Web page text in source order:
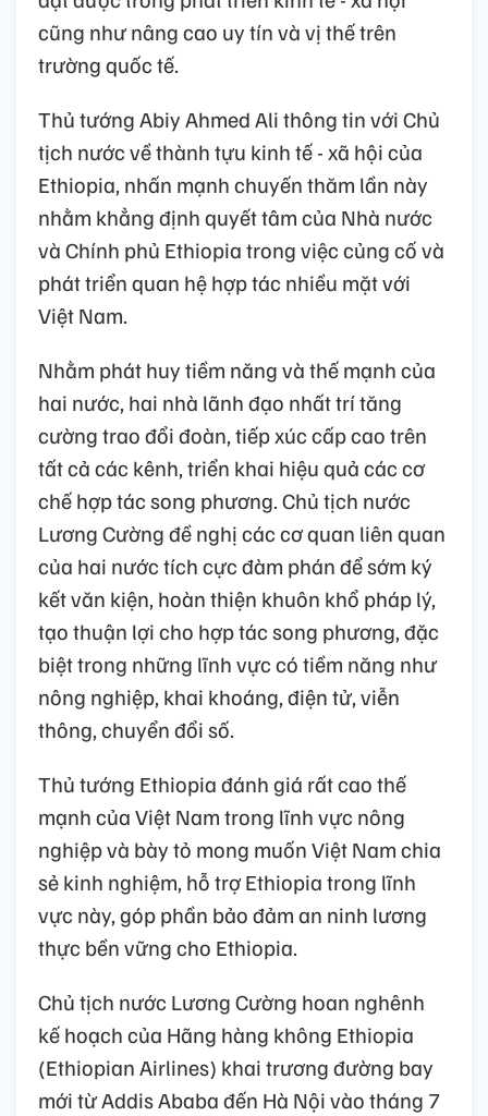
cũng như nâng cao uy tín và vị thế trên
trường quốc tế.
Thủ tướng Abiy Ahmed Ali thông tin với Chủ
tịch nước về thành tựu kinh tế - xã hội của
Ethiopia, nhấn mạnh chuyến thăm lần này
nhằm khẳng định quyết tâm của Nhà nước
và Chính phủ Ethiopia trong việc củng cố và
phát triển quan hệ hợp tác nhiều mặt với
Việt Nam.
Nhằm phát huy tiềm năng và thế mạnh của
hai nước, hai nhà lãnh đạo nhất trí tăng
cường trao đổi đoàn, tiếp xúc cấp cao trên
tất cả các kênh, triển khai hiệu quả các cơ
chế hợp tác song phương. Chủ tịch nước
Lương Cường đề nghị các cơ quan liên quan
của hai nước tích cực đàm phán để sớm ký
kết văn kiện, hoàn thiện khuôn khổ pháp lý,
tạo thuận lợi cho hợp tác song phương, đặc
biệt trong những lĩnh vực có tiềm năng như
nông nghiệp, khai khoáng, điện tử, viễn
thông, chuyển đổi số.
Thủ tướng Ethiopia đánh giá rất cao thế
mạnh của Việt Nam trong lĩnh vực nông
nghiệp và bày tỏ mong muốn Việt Nam chia
sẻ kinh nghiệm, hỗ trợ Ethiopia trong lĩnh
vực này, góp phần bảo đảm an ninh lương
thực bền vững cho Ethiopia.
Chủ tịch nước Lương Cường hoan nghênh
kế hoạch của Hãng hàng không Ethiopia
(Ethiopian Airlines) khai trương đường bay
mới từ Addis Ababa đến Hà Nội vào tháng 7